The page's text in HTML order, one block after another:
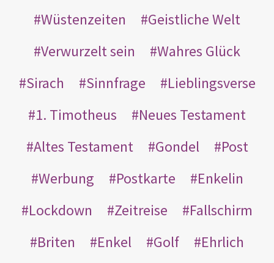
Wüstenzeiten
Geistliche Welt
Verwurzelt sein
Wahres Glück
Sirach
Sinnfrage
Lieblingsverse
1. Timotheus
Neues Testament
Altes Testament
Gondel
Post
Werbung
Postkarte
Enkelin
Lockdown
Zeitreise
Fallschirm
Briten
Enkel Golf
Ehrlich